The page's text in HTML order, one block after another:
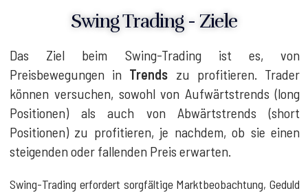
Swing Trading - Ziele
Das Ziel beim Swing-Trading ist es, von
Preisbewegungen in Trends zu profitieren. Trader
können versuchen, sowohl von Aufwärtstrends (long
Positionen) als auch von Abwärtstrends (short
Positionen) zu profitieren, je nachdem, ob sie einen
steigenden oder fallenden Preis erwarten.
Swing-Trading erfordert sorgfältige Marktbeobachtung, Geduld